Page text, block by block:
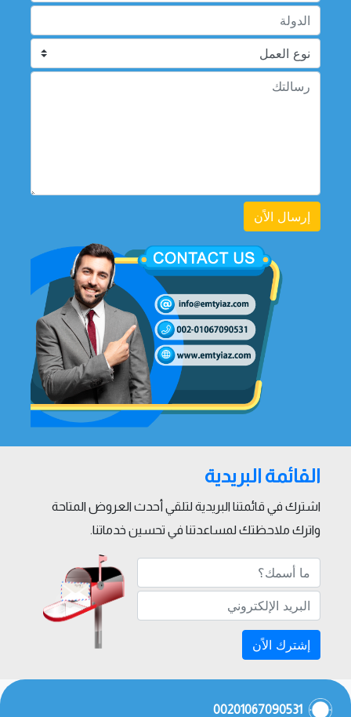
إرسال الاًن
القائمة البريدية
اشترك في قائمتنا البريدية لتلقي أحدث العروض المتاحة
واترك ملاحظتك لمساعدتنا في تحسين خدماتنا.
إشترك الاًن
00201067090531